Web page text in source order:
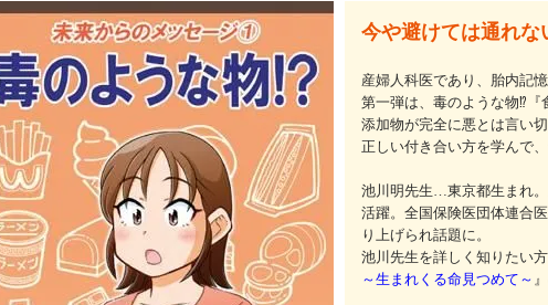
今や避けては通れな
産婦人科医であり、胎内記
第一弾は、毒のような物⁉『
添加物が完全に悪とは言い
正しい付き合い方を学んで
池川明先生…東京都生まれ
活躍。全国保険医団体連合
り上げられ話題に。
池川先生を詳しく知りたい
～生まれくる命見つめて～